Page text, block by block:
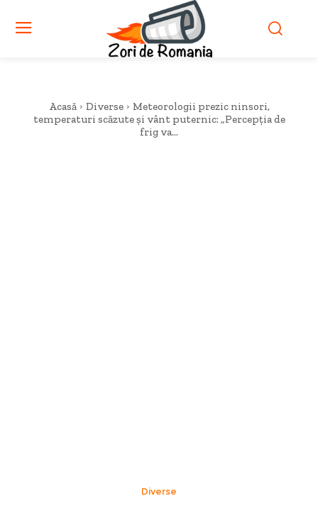
Acasă Diverse
Meteorologii prezic ninsori,
temperaturi scăzute și vânt puternic: „Percepția de
frig va...
Diverse